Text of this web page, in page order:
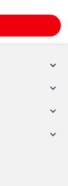
keyboard_arrow_down


